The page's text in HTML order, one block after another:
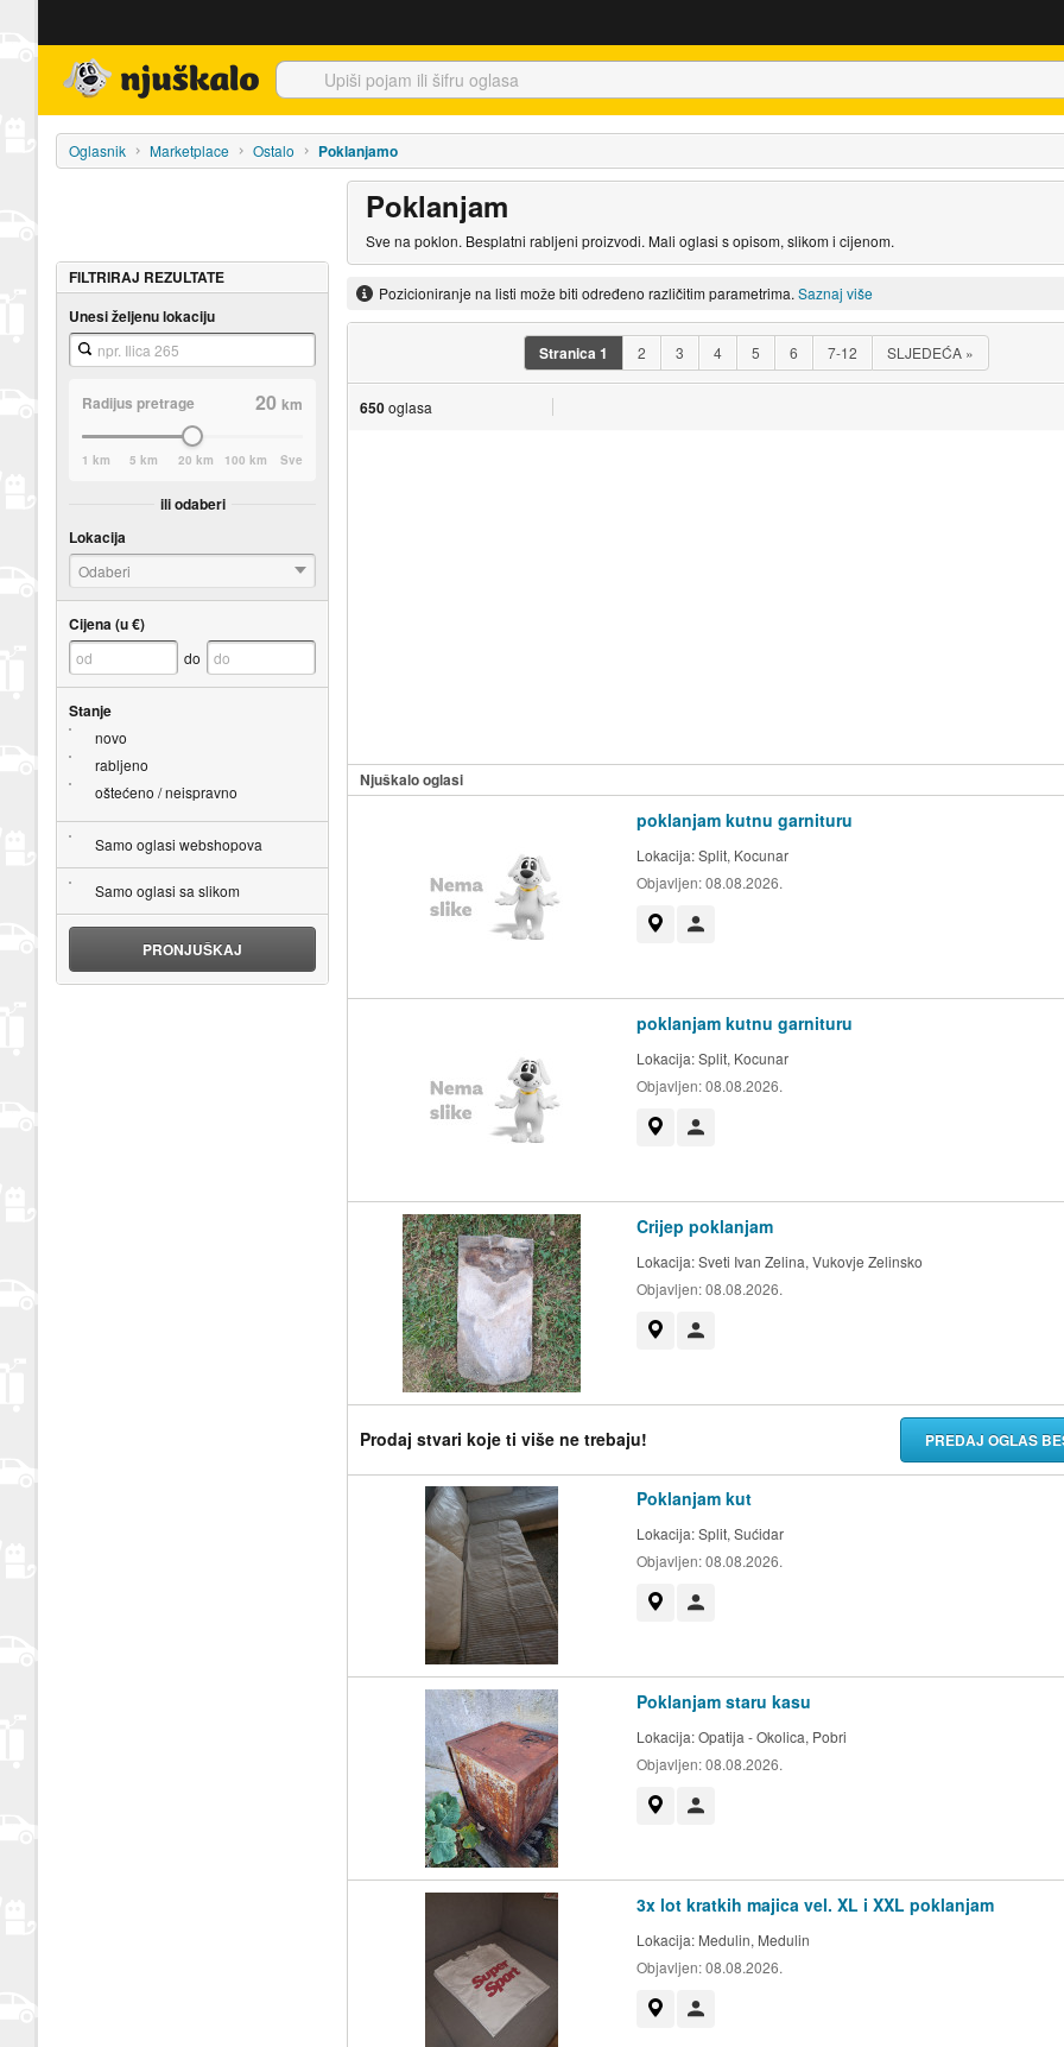
Oglasnik Marketplace Ostalo Poklanjamo
Poklanjam
Sve na poklon. Besplatni rabljeni proizvodi. Mali oglasi s opisom, slikom i cijenom.
Pozicioniranje na listi može biti određeno različitim parametrima. Saznaj više
Stranica1 2 3 4 5 6 7-12 SLJEDEĆA »
650oglasa
Njuškalo oglasi
poklanjam kutnu garnituru
Lokacija:Split, Kocunar
Objavljen:08.08.2026.
poklanjam kutnu garnituru
Lokacija:Split, Kocunar
Objavljen:08.08.2026.
Crijep poklanjam
Lokacija:Sveti Ivan Zelina, Vukovje Zelinsko
Objavljen:08.08.2026.
Prodaj stvari koje ti više ne trebaju! PREDAJ OGLAS
Poklanjam kut
Lokacija:Split, Sućidar
Objavljen:08.08.2026.
Poklanjam staru kasu
Lokacija:Opatija - Okolica, Pobri
Objavljen:08.08.2026.
3x lot kratkih majica vel. XL i XXL poklanjam
Lokacija: Medulin, Medulin
Objavljen:08.08.2026.
FILTRIRAJ REZULTATE
Unesi željenu lokaciju
Radijus pretrage 20km
1 km 5 km 20 km 100 km Sve
ili odaberi
Lokacija
Odaberi
Cijena (u €)
do
Stanje
novo
rabljeno
oštećeno / neispravno
Samo oglasi webshopova
Samo oglasi sa slikom
PRONJUŠKAJ